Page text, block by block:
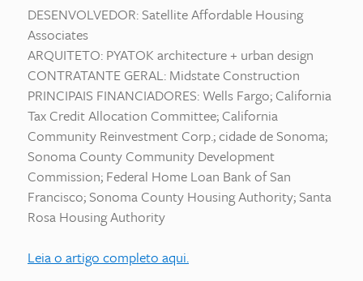
DESENVOLVEDOR: Satellite Affordable Housing
Associates
ARQUITETO: PYATOK architecture + urban design
CONTRATANTE GERAL: Midstate Construction
PRINCIPAIS FINANCIADORES: Wells Fargo; California
Tax Credit Allocation Committee; California
Community Reinvestment Corp.; cidade de Sonoma;
Sonoma County Community Development
Commission; Federal Home Loan Bank of San
Francisco; Sonoma County Housing Authority; Santa
Rosa Housing Authority
Leia o artigo completo aqui.